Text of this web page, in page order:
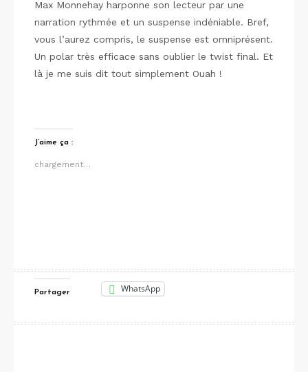
Max Monnehay harponne son lecteur par une
narration rythmée et un suspense indéniable. Bref,
vous l’aurez compris, le suspense est omniprésent.
Un polar très efficace sans oublier le twist final. Et
là je me suis dit tout simplement Ouah !
J’aime ça :
chargement…
Partager WhatsApp